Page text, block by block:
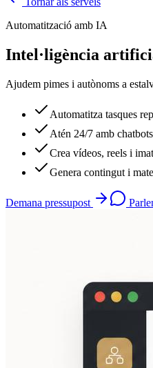
Automatització amb IA
Intel·ligència
Ajudem pimes i autònoms a
Automatitza tasques
Atén 24/7 amb
Crea vídeos, reels i
Genera contingut i
Demana pressupost